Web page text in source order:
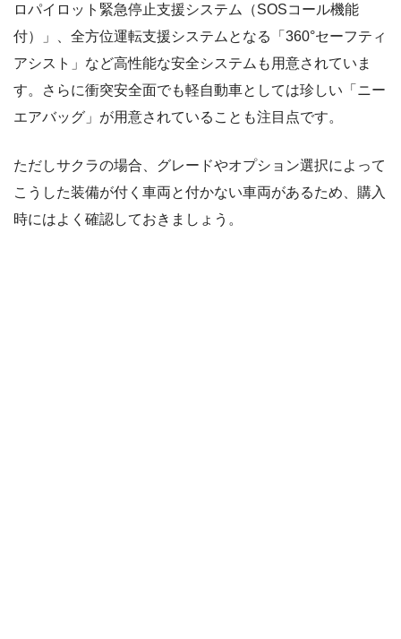
ロパイロット緊急停止支援システム（SOSコール機能
付）」、全方位運転支援システムとなる「360°セーフティ
アシスト」など高性能な安全システムも用意されていま
す。さらに衝突安全面でも軽自動車としては珍しい「ニー
エアバッグ」が用意されていることも注目点です。
ただしサクラの場合、グレードやオプション選択によって
こうした装備が付く車両と付かない車両があるため、購入
時にはよく確認しておきましょう。